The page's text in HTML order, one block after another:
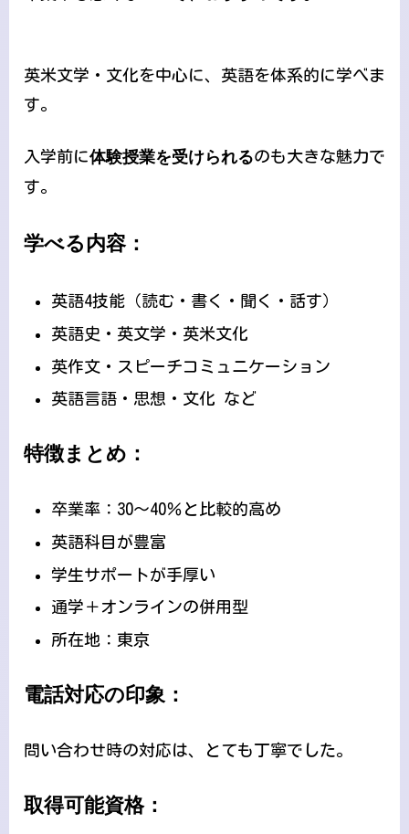
英米文学・文化を中心に、英語を体系的に学べま
す。
入学前に体験授業を受けられるのも大きな魅力で
す。
学べる内容：
英語4技能（読む・書く・聞く・話す）
英語史・英文学・英米文化
英作文・スピーチコミュニケーション
英語言語・思想・文化 など
特徴まとめ：
卒業率：30〜40％と比較的高め
英語科目が豊富
学生サポートが手厚い
通学＋オンラインの併用型
所在地：東京
電話対応の印象：
問い合わせ時の対応は、とても丁寧でした。
取得可能資格：